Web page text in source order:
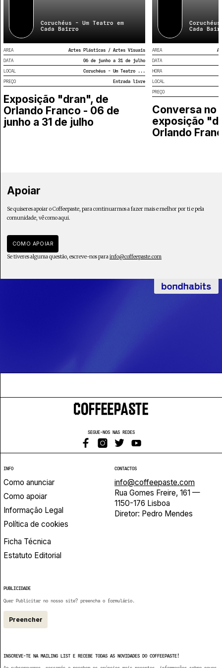
Coruchéus - Um Teatro em
Cada Bairro
AREA
Artes Plásticas / Artes Visuais
DATA
06 de junho a 31 de julho
LOCAL
Coruchéus - Um Teatro ...
PREÇO
Entrada livre
Exposição "dran", de
Orlando Franco - 06 de
junho a 31 de julho
Cada
AREA
DATA
HORA
LOCAL
PREÇO
Conversa no
exposição
Orlando
Apoiar
Se quiseres apoiar o Coffeepaste, para continuarmos a fazer mais e melhor por ti e pela
comunidade, vê como aqui.
COMO APOIAR
Se tiveres alguma questão, escreve-nos parainfo@coffeepaste.com
SEGUE-NOS NAS REDES
INFO
Como anunciar
Como apoiar
Informação Legal
Política de cookies
Ficha Técnica
Estatuto Editorial
CONTACTOS
info@coffeepaste.com
Rua Gomes Freire, 161 —
1150-176 Lisboa
Diretor: Pedro Mendes
PUBLICIDADE
Quer Publicitar no nosso site? preencha o formulário.
Preencher
INSCREVE-TE NA MAILING LIST E RECEBE TODAS AS NOVIDADES DO COFFEEPASTE!